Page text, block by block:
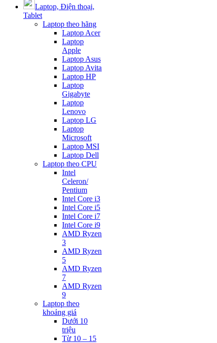
Laptop, Điện thoại,
Tablet
Laptop theo hãng
Laptop Acer
Laptop
Apple
Laptop Asus
Laptop Avita
Laptop HP
Laptop
Gigabyte
Laptop
Lenovo
Laptop LG
Laptop
Microsoft
Laptop MSI
Laptop Dell
Laptop theo CPU
Intel
Celeron/
Pentium
Intel Core i3
Intel Core i5
Intel Core i7
Intel Core i9
AMD Ryzen
3
AMD Ryzen
5
AMD Ryzen
7
AMD Ryzen
9
Laptop theo
khoảng giá
Dưới 10
triệu
Từ 10 – 15